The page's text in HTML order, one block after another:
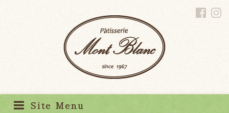
Site Menu